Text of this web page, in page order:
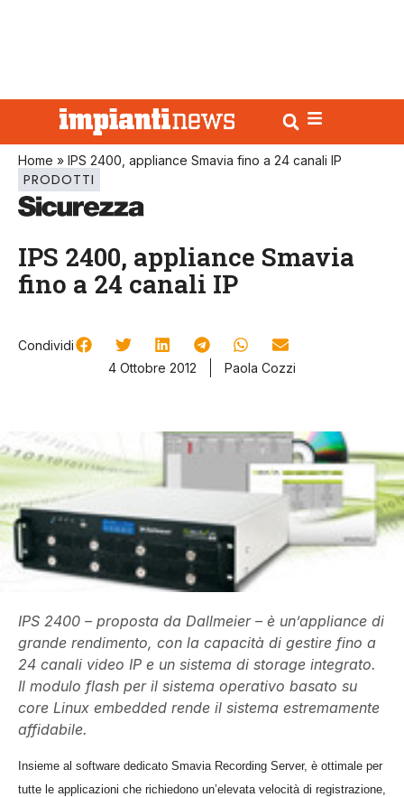
Home » IPS 2400, appliance Smavia fino a 24 canali IP
PRODOTTI
IPS 2400, appliance Smavia
fino a 24 canali IP
Condividi
4 Ottobre 2012
Paola Cozzi
IPS 2400 – proposta da Dallmeier – è un’appliance di
grande rendimento, con la capacità di gestire fino a
24 canali video IP e un sistema di storage integrato.
Il modulo flash per il sistema operativo basato su
core Linux embedded rende il sistema estremamente
affidabile.
Insieme al software dedicato Smavia Recording Server, è ottimale per
tutte le applicazioni che richiedono un’elevata velocità di registrazione,